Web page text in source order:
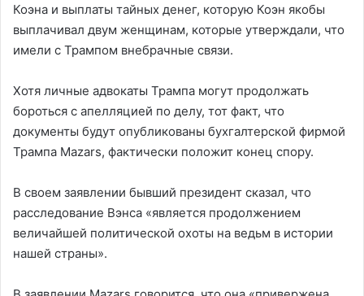
Коэна и выплаты тайных денег, которую Коэн якобы
выплачивал двум женщинам, которые утверждали, что
имели с Трампом внебрачные связи.
Хотя личные адвокаты Трампа могут продолжать
бороться с апелляцией по делу, тот факт, что
документы будут опубликованы бухгалтерской фирмой
Трампа Mazars, фактически положит конец спору.
В своем заявлении бывший президент сказал, что
расследование Вэнса «является продолжением
величайшей политической охоты на ведьм в истории
нашей страны».